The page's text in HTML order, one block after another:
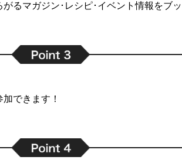
るマガジン･レシピ･イベント情報をブ
できます！